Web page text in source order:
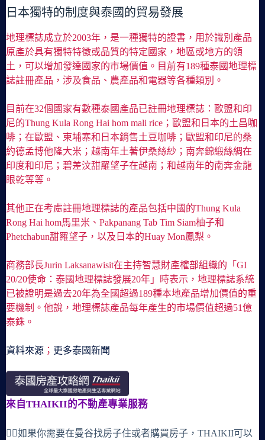
日本獨特的制度與泰國的貿易發展
地理標誌成立於2003年，是一種獨特的證書，用於識別產品
原產於具有獨特特徵或品質的特定國家，地區或地方的領
土，可以增加發達國家的市場價值。目前有189種泰國地理標
誌註冊產品，涉及食品、農產品和電器等各種類別。
目前在32個國家有數種泰國產品已註冊地理標誌：歐盟和印
尼的Thung Kula Rong Hai hom mali rice；歐盟和日本的土昌咖
啡；在歐盟、柬埔寨和日本銷售土豆咖啡；歐盟和印尼的桑
約德孟博他隆大米；越南年土著伊桑絲紗；南奔錦緞絲綢在
印度和印尼；碧差汶甜羅望子在越南；和越南年的南奔金龍
眼乾等等。
其他正在考慮註冊地理標誌的產品包括中國的Thung Kula
Rong Hai hom馬里米、Pakpanang Tab Tim Siam柚子和
Phetchabun甜羅望子，以及日本的Huay Mon鳳梨。
商務部長Jurin Laksanawisit在主持智慧財產權部組織的「GI
20/20使命：泰國地理標誌發展20年」時表示，地理標誌系統
已被證明是過去20年為全國超過189種本地產品增加價值的重
要機制。他說，地理標誌產品每年產生的市場價值超過51億
泰銖。
資料來源 ； 更多泰國新聞
來自THAIKII的不動產專業服務
🙋‍♀️如果你需要在曼谷找房子住或者購買房子，THAIKII可以